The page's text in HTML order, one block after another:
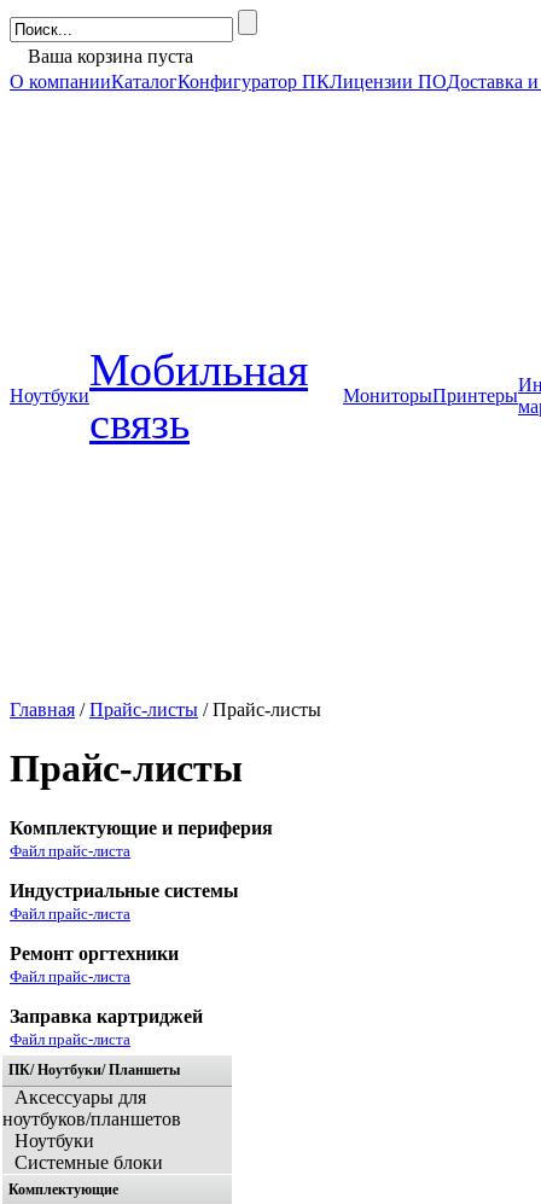
Ваша корзина пуста
О компанииКаталогКонфигуратор ПКЛицензии ПОДоставка
Ноутбуки
Мобильная
связь
МониторыПринтеры
Главная /Прайс-листы / Прайс-листы
Прайс-листы
Комплектующие и периферия
Файл прайс-листа
Индустриальные системы
Файл прайс-листа
Ремонт оргтехники
Файл прайс-листа
Заправка картриджей
Файл прайс-листа
ПК/ Ноутбуки/ Планшеты
Аксессуары для
ноутбуков/планшетов
Ноутбуки
Системные блоки
Комплектующие